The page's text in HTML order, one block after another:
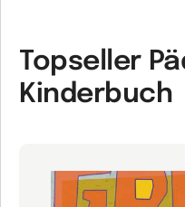
Topseller
Kinderbuch